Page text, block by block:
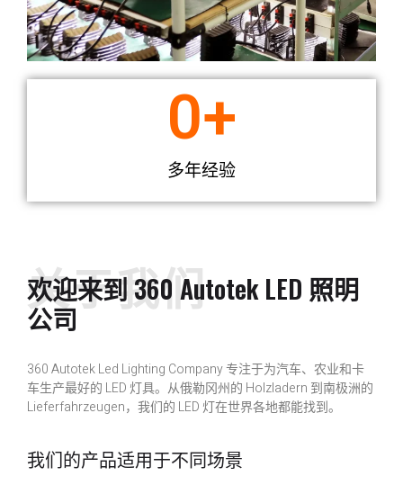
多年经验
0+
欢迎来到 360 Autotek LED 照明
公司
360 Autotek Led Lighting Company 专注于为汽车、农业和卡
车生产最好的 LED 灯具。从俄勒冈州的 Holzladern 到南极洲的
Lieferfahrzeugen，我们的 LED 灯在世界各地都能找到。
关于我们
我们的产品适用于不同场景